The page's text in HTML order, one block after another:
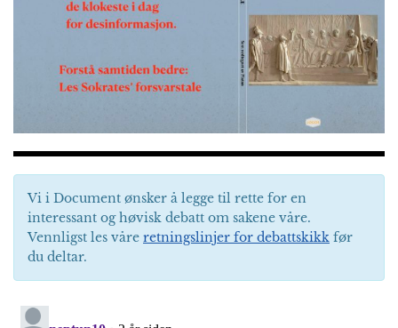
Vi i Document ønsker å legge til rette for en
interessant og høvisk debatt om sakene våre.
Vennligst les våre retningslinjer for debattskikk før
du deltar.